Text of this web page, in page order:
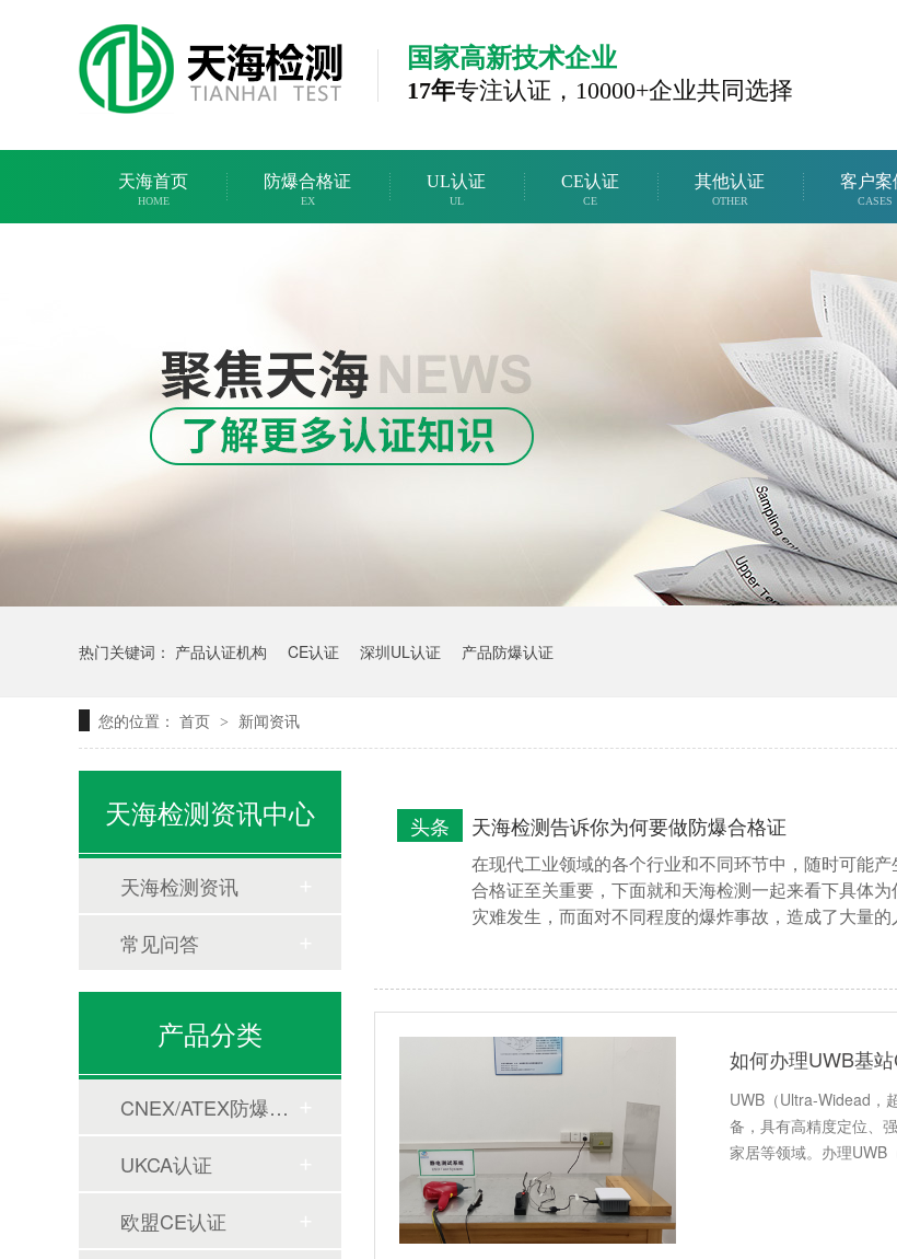
国家高新技术企业
17年专注认证， 10000+企业共同选择
天海首页
HOME
防爆合格证
EX
UL认证
UL
CE认证
CE
其他认证
OTHER
客户案
CASES
热门关键词： 产品认证机构 CE认证 深圳UL认证 产品防爆认证
您的位置： 首页 > 新闻资讯
天海检测告诉你为何要做防爆合格证
头条
在现代工业领域的各个行业和不同环节中，随时可能
合格证至关重要，下面就和天海检测一起来看下具体
灾难发生，而面对不同程度的爆炸事故，造成了大量
如何办理UWB基
UWB（Ultra-Widead，
备，具有高精度定位、
家居等领域。办理UWB
天海检测资讯中心
天海检测资讯
常见问答
产品分类
CNEX/ATEX防爆合格证
UKCA认证
欧盟CE认证